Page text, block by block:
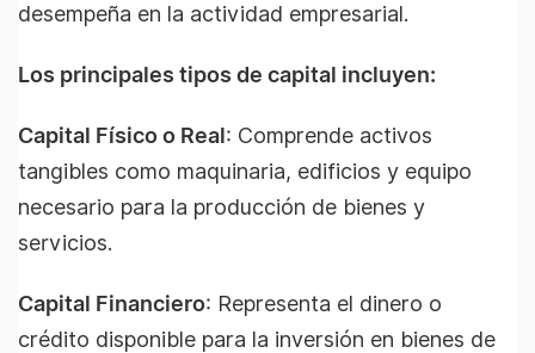
desempeña en la actividad empresarial.
Los principales tipos de capital incluyen:
Capital Físico o Real: Comprende activos
tangibles como maquinaria, edificios y equipo
necesario para la producción de bienes y
servicios.
Capital Financiero: Representa el dinero o
crédito disponible para la inversión en bienes de